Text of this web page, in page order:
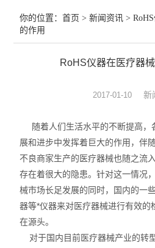
RoHS仪器
RoHS仪器维修
硅油涂布量测厚仪
XRF分析仪
X荧光光谱仪
RoHS检测仪
重金属检测仪
你的位置：首页 >新闻资讯 >
的作用
RoHS仪器在医疗器
2017-01-10 新
随着人们生活水平的不断提高，
展和进步中发挥着巨大的作用，伴
不良商家生产的医疗器械也随之流
存在着很大的隐患。针对这一情况
械市场长足发展的同时，国内的一
器等*仪器来对医疗器械进行有效的
在源头。
对于国内目前医疗器械产业的转